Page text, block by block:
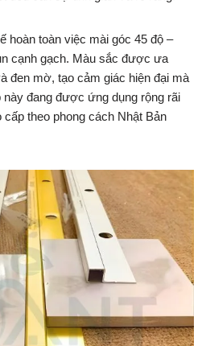
hoàn toàn việc mài góc 45 độ –
cạnh gạch. Màu sắc được ưa
đen mờ, tạo cảm giác hiện đại mà
này đang được ứng dụng rộng rãi
theo phong cách Nhật Bản